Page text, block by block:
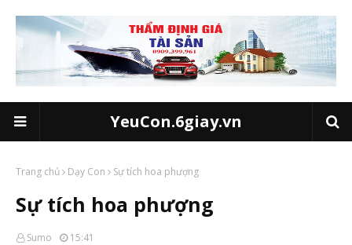
YeuCon.6giay.vn
Trang chủ Dạy Con Sự tích hoa phượng
Sự tích hoa phượng
Sumo 15:41